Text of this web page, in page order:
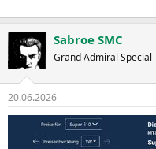
Sabroe SMC
Grand Admiral Special
20.06.2026